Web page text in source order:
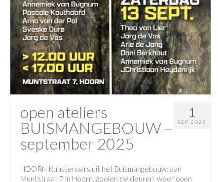
1
SEP 2025
open ateliers
BUISMANGEBOUW –
september 2025
HOORN Kunstenaars uit het Buismangebouw, aan
Muntstraat 7 in Hoorn, gooien de deuren weer open